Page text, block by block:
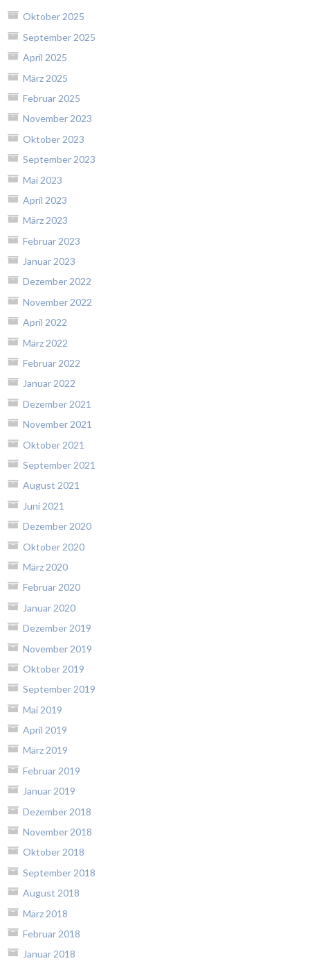
Oktober 2025
September 2025
April 2025
März 2025
Februar 2025
November 2023
Oktober 2023
September 2023
Mai 2023
April 2023
März 2023
Februar 2023
Januar 2023
Dezember 2022
November 2022
April 2022
März 2022
Februar 2022
Januar 2022
Dezember 2021
November 2021
Oktober 2021
September 2021
August 2021
Juni 2021
Dezember 2020
Oktober 2020
März 2020
Februar 2020
Januar 2020
Dezember 2019
November 2019
Oktober 2019
September 2019
Mai 2019
April 2019
März 2019
Februar 2019
Januar 2019
Dezember 2018
November 2018
Oktober 2018
September 2018
August 2018
März 2018
Februar 2018
Januar 2018